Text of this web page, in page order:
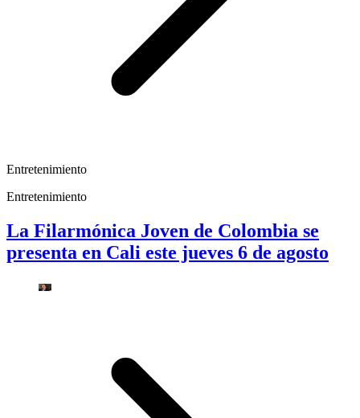
Entretenimiento
Entretenimiento
La Filarmónica Joven de Colombia se
presenta en Cali este jueves 6 de agosto